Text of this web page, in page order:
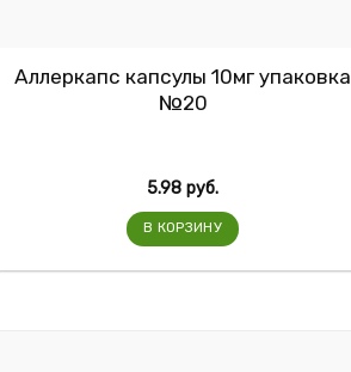
Аллеркапс капсулы 10мг упаковка
№20
5.98 руб.
В КОРЗИНУ